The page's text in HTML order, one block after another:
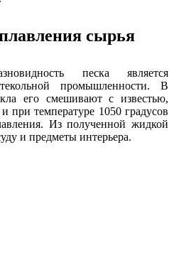
сырья
песка является
промышленности. В
его смешивают с известью,
при температуре 1050 градусов
Из полученной жидкой
и предметы интерьера.